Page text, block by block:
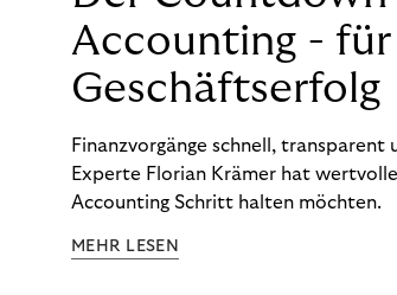
Accounting -
Geschäftserfolg
Finanzvorgänge schnell,
Experte Florian Krämer hat
Accounting Schritt halten möchten.
MEHR LESEN